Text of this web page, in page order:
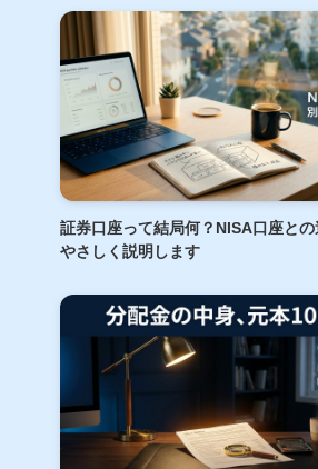
証券口座って結局何？NISA口座と
やさしく説明します